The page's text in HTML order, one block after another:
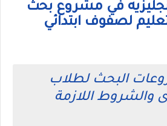
في مشروع بحث
لصفوف ابتدائي
البحث لطلاب
والشروط اللازمة